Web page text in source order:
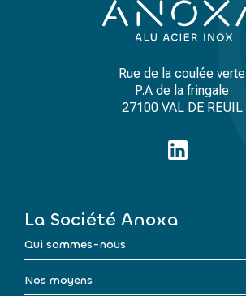
Rue de la coulée verte
P.A de la fringale
27100 VAL DE REUIL
La Société Anoxa
Qui sommes-nous
Nos moyens